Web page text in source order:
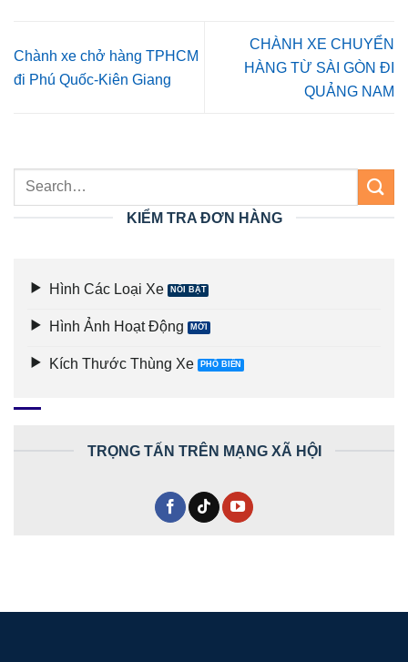
Chành xe chở hàng TPHCM
đi Phú Quốc-Kiên Giang
CHÀNH XE CHUYỂN
HÀNG TỪ SÀI GÒN ĐI
QUẢNG NAM
KIỂM TRA ĐƠN HÀNG
Hình Các Loại Xe
Hình Ảnh Hoạt Động
Kích Thước Thùng Xe
TRỌNG TẤN TRÊN MẠNG XÃ HỘI